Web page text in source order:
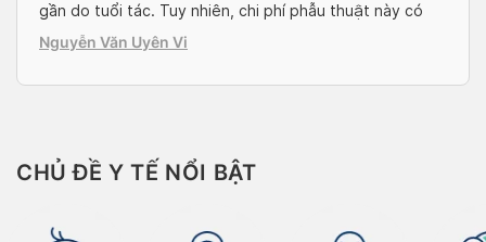
gần do tuổi tác. Tuy nhiên, chi phí phẫu thuật này có
thể thay đổi tùy thuộc vào từng bệnh viện và phương
pháp sử dụng. Cùng Docosan tìm hiểu […]
Nguyễn Văn Uyên Vi
CHỦ ĐỀ Y TẾ NỔI BẬT